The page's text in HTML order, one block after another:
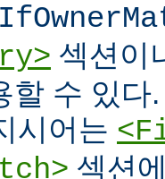
섹션이
할 수 있다.
시어는
섹션